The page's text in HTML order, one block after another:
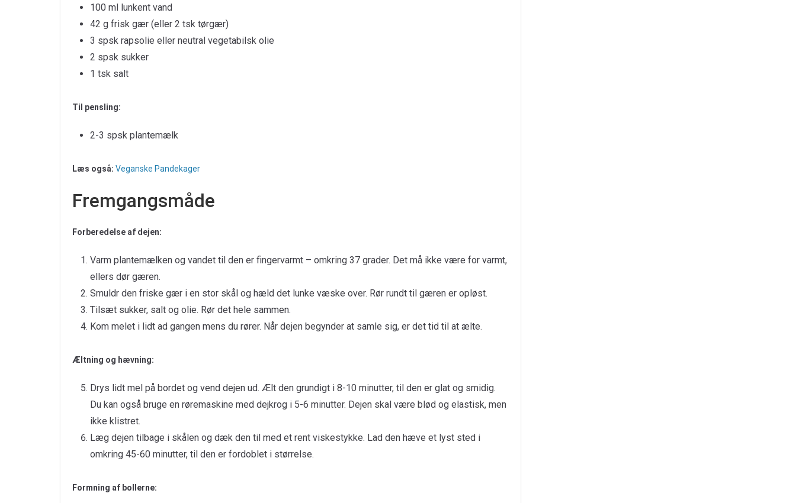
100 ml lunkent vand
42 g frisk gær (eller 2 tsk tørgær)
3 spsk rapsolie eller neutral vegetabilsk olie
2 spsk sukker
1 tsk salt
Til pensling:
2-3 spsk plantemælk
Læs også: Veganske Pandekager
Fremgangsmåde
Forberedelse af dejen:
Varm plantemælken og vandet til den er fingervarmt – omkring 37 grader. Det må ikke være for varmt,
ellers dør gæren.
Smuldr den friske gær i en stor skål og hæld det lunke væske over. Rør rundt til gæren er opløst.
Tilsæt sukker, salt og olie. Rør det hele sammen.
Kom melet i lidt ad gangen mens du rører. Når dejen begynder at samle sig, er det tid til at ælte.
Æltning og hævning:
Drys lidt mel på bordet og vend dejen ud. Ælt den grundigt i 8-10 minutter, til den er glat og smidig.
Du kan også bruge en røremaskine med dejkrog i 5-6 minutter. Dejen skal være blød og elastisk, men
ikke klistret.
Læg dejen tilbage i skålen og dæk den til med et rent viskestykke. Lad den hæve et lyst sted i
omkring 45-60 minutter, til den er fordoblet i størrelse.
Formning af bollerne: